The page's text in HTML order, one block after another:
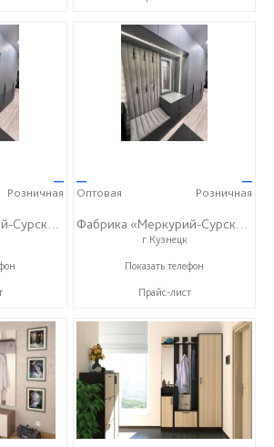
—
Розничная
Фабрика «Меркурий-Сурский»
06
—
Оптовая
—
Розничная
Фабрика «Меркурий-Сурский»
г.Кузнецк
+7 (8415) 73-05-06
Показать телефон
Прайс-лист